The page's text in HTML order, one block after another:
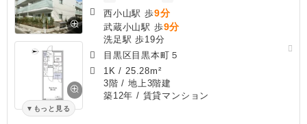
もっと見る
西小山駅 歩9分
武蔵小山駅 歩9分
洗足駅 歩19分
目黒区目黒本町５
1K / 25.28m²
3階 / 地上3階建
築12年 / 賃貸マンション